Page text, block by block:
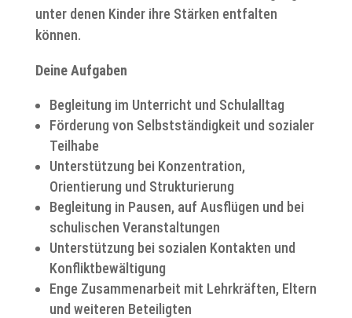
unter denen Kinder ihre Stärken entfalten
können.
Deine Aufgaben
Begleitung im Unterricht und Schulalltag
Förderung von Selbstständigkeit und sozialer
Teilhabe
Unterstützung bei Konzentration,
Orientierung und Strukturierung
Begleitung in Pausen, auf Ausflügen und bei
schulischen Veranstaltungen
Unterstützung bei sozialen Kontakten und
Konfliktbewältigung
Enge Zusammenarbeit mit Lehrkräften, Eltern
und weiteren Beteiligten